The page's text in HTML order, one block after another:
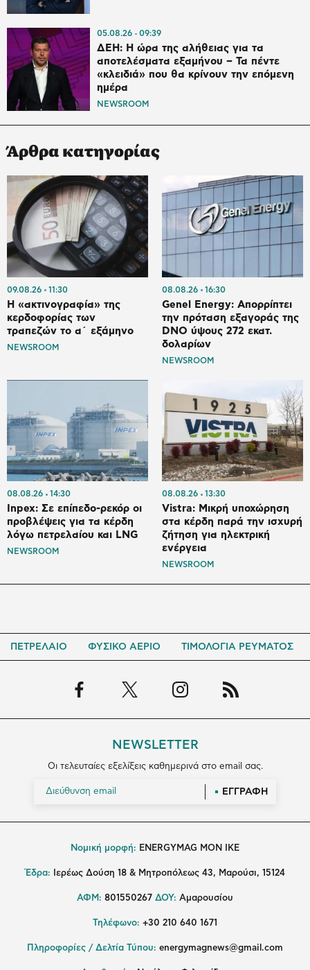
05.08.26 09:39
ΔΕΗ: Η ώρα της αλήθειας για τα
αποτελέσματα εξαμήνου – Τα πέντε
«κλειδιά» που θα κρίνουν την επόμενη
ημέρα
NEWSROOM
Άρθρα κατηγορίας
09.08.26 11:30
Η «ακτινογραφία» της
κερδοφορίας των
τραπεζών το α΄ εξάμηνο
NEWSROOM
08.08.26 16:30
Genel Energy: Απορρίπτει
την πρόταση εξαγοράς της
DNO ύψους 272 εκατ.
δολαρίων
NEWSROOM
08.08.26 14:30
Inpex: Σε επίπεδο-ρεκόρ οι
προβλέψεις για τα κέρδη
λόγω πετρελαίου και LNG
NEWSROOM
08.08.26 13:30
Vistra: Μικρή υποχώρηση
στα κέρδη παρά την ισχυρή
ζήτηση για ηλεκτρική
ενέργεια
NEWSROOM
ΠΕΤΡΕΛΑΙΟ ΦΥΣΙΚΟ ΑΕΡΙΟ ΤΙΜΟΛΟΓΙΑ ΡΕΥΜΑΤΟΣ
NEWSLETTER
Οι τελευταίες εξελίξεις καθημερινά στο email σας.
ΕΓΓΡΑΦΗ
Νομική μορφή: ENERGYMAG MON IKE
Έδρα: Ιερέως Δούση 18 & Μητροπόλεως 43, Μαρούσι, 15124
ΑΦΜ: 801550267 ΔΟΥ: Αμαρουσίου
Τηλέφωνο: +30 210 640 1671
Πληροφορίες / Δελτία Τύπου: energymagnews@gmail.com